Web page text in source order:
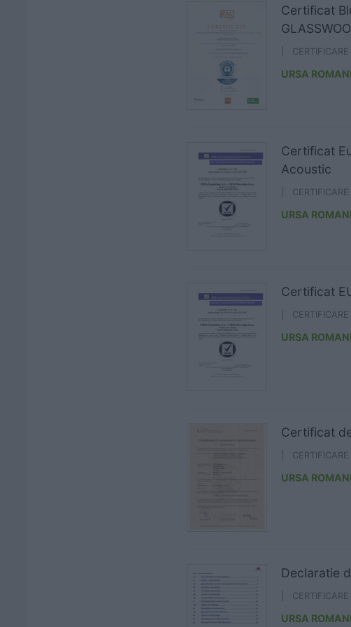
Certificat
|
URSA
Certificat
Acoustic
|
URSA
Certificat
|
URSA
Certificat
|
URSA
Declaratie
|
URSA